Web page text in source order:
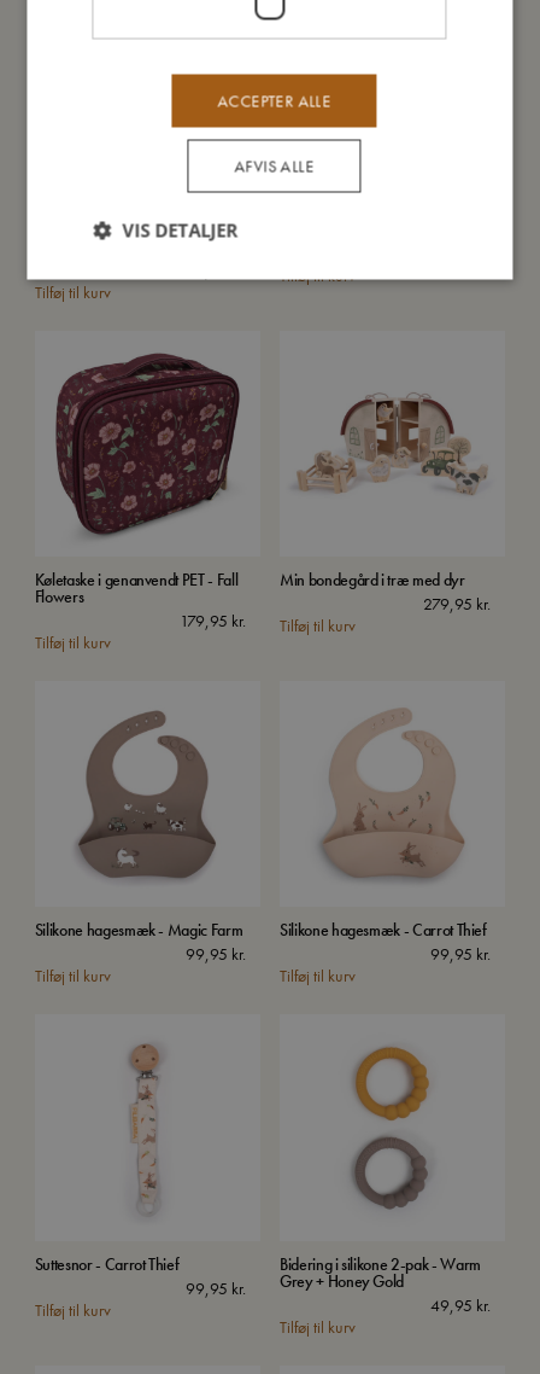
Drikkeflaske i rustfrit stål - Tiny
Tilføj til kurv
Tilføj til kurv
Køletaske i genanvendt PET - Fall
Flowers
179,95 kr.
Tilføj til kurv
Min bondegård i træ med dyr
279,95 kr.
Tilføj til kurv
Silikone hagesmæk - Magic Farm
99,95 kr.
Tilføj til kurv
Silikone hagesmæk - Carrot Thief
99,95 kr.
Tilføj til kurv
Suttesnor - Carrot Thief
99,95 kr.
Tilføj til kurv
Bidering i silikone 2-pak - Warm
Grey + Honey Gold
49,95 kr.
Tilføj til kurv
ACCEPTER ALLE
AFVIS ALLE
VIS DETALJER